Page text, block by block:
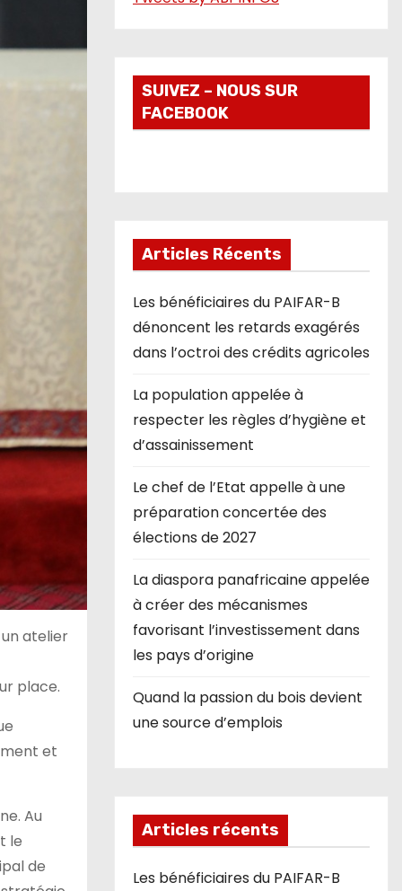
un atelier
place.
et
Au
le
de
SUIVEZ – NOUS SUR
FACEBOOK
Articles Récents
Les bénéficiaires du PAIFAR-B
dénoncent les retards exagérés
dans l’octroi des crédits agricoles
La population appelée à
respecter les règles d’hygiène et
d’assainissement
Le chef de l’Etat appelle à une
préparation concertée des
élections de 2027
La diaspora panafricaine appelée
à créer des mécanismes
favorisant l’investissement dans
les pays d’origine
Quand la passion du bois devient
une source d’emplois
Articles récents
Les bénéficiaires du PAIFAR-B